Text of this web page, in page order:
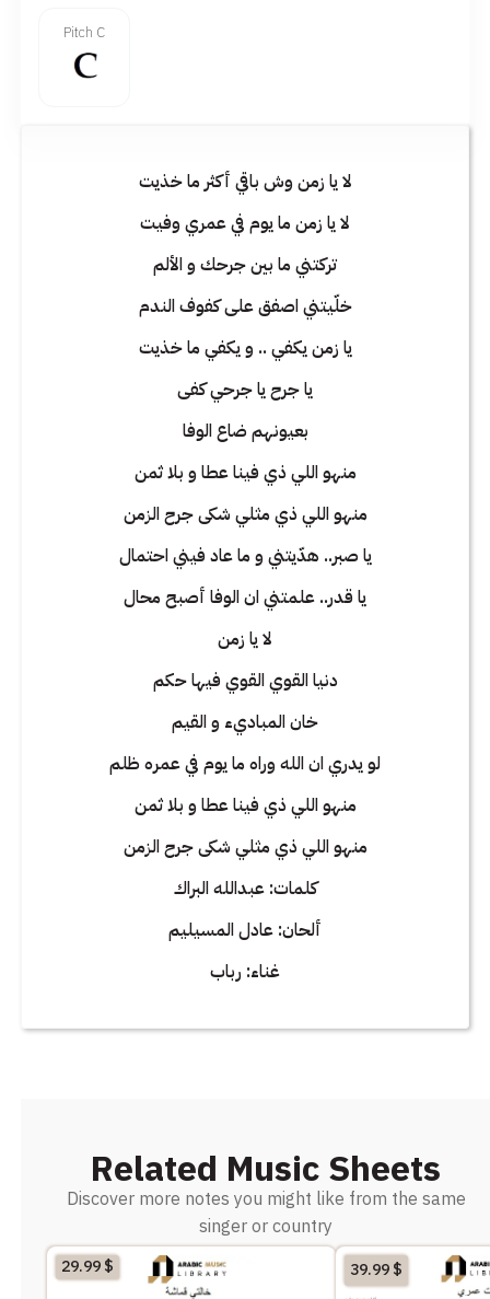
Pitch C
لا يا زمن وش باقي أكثر ما خذيت
لا يا زمن ما يوم في عمري وفيت
تركتني ما بين جرحك و الألم
خلّيتني اصفق على كفوف الندم
يا زمن يكفي .. و يكفي ما خذيت
يا جرح يا جرحي كفى
بعيونهم ضاع الوفا
منهو اللي ذي فينا عطا و بلا ثمن
منهو اللي ذي مثلي شكى جرح الزمن
يا صبر.. هدّيتني و ما عاد فيني احتمال
يا قدر.. علمتني ان الوفا أصبح محال
لا يا زمن
دنيا القوي القوي فيها حكم
خان المباديء و القيم
لو يدري ان الله وراه ما يوم في عمره ظلم
منهو اللي ذي فينا عطا و بلا ثمن
منهو اللي ذي مثلي شكى جرح الزمن
كلمات: عبدالله البراك
ألحان: عادل المسيليم
غناء: رباب
Related Music Sheets
Discover more notes you might like from the same
singer or country
29.99$ 39.99$